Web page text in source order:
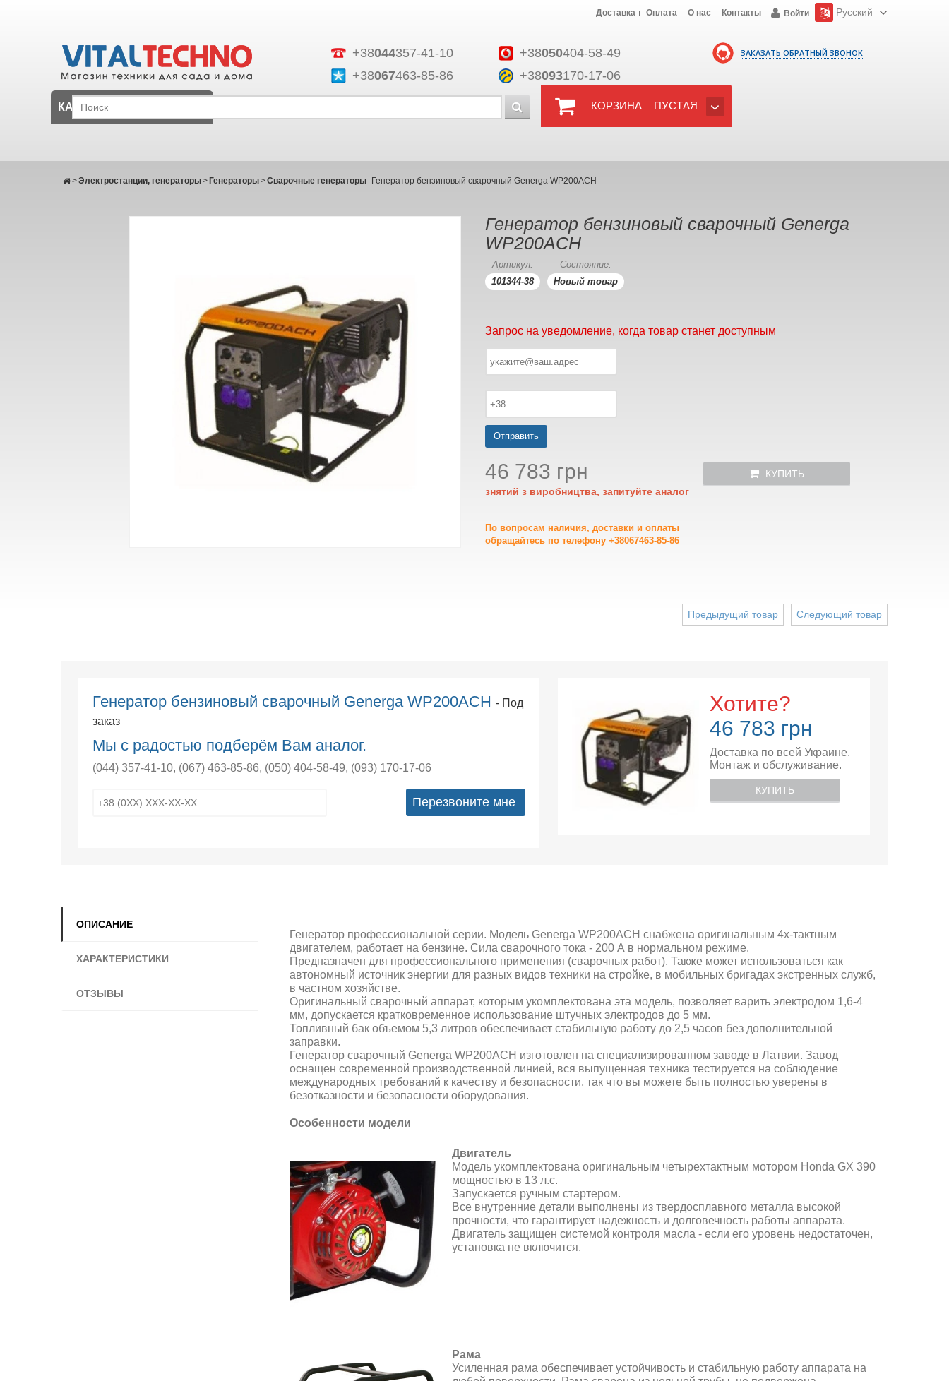
ЗАКАЗАТЬ ОБРАТНЫЙ ЗВОНОК
+38044357-41-10 +38050404-58-49
+38067463-85-86 +38093170-17-06
Доставка Оплата О нас Контакты Войти Русский
КОРЗИНА ПУСТАЯ
КАТАЛОГ
Электростанции, генераторы
> Генераторы
> Сварочные генераторы
> Генератор бензиновый сварочный Generga WP200ACH
Генератор бензиновый сварочный Generga
WP200ACH
Артикул:
101344-38
Состояние:
Новый товар
Запрос на уведомление, когда товар станет доступным
Отправить
46 783 грн
знятий з виробництва, запитуйте аналог
КУПИТЬ
По вопросам наличия, доставки и оплаты
обращайтесь по телефону +38067463-85-86
Следующий товар
Предыдущий товар
Генератор бензиновый сварочный Generga WP200ACH- Под
заказ
Мы с радостью подберём Вам аналог.
(044) 357-41-10, (067) 463-85-86, (050) 404-58-49, (093) 170-17-06
Перезвоните мне
Хотите?
46 783 грн
Доставка по всей Украине.
Монтаж и обслуживание.
КУПИТЬ
ОПИСАНИЕ
ХАРАКТЕРИСТИКИ
ОТЗЫВЫ
Генератор профессиональной серии. Модель Generga WP200ACH снабжена оригинальным 4х-тактным
двигателем, работает на бензине. Сила сварочного тока - 200 А в нормальном режиме.
Предназначен для профессионального применения (сварочных работ). Также может использоваться как
автономный источник энергии для разных видов техники на стройке, в мобильных бригадах экстренных служб,
в частном хозяйстве.
Оригинальный сварочный аппарат, которым укомплектована эта модель, позволяет варить электродом 1,6-4
мм, допускается кратковременное использование штучных электродов до 5 мм.
Топливный бак объемом 5,3 литров обеспечивает стабильную работу до 2,5 часов без дополнительной
заправки.
Генератор сварочный Generga WP200ACH изготовлен на специализированном заводе в Латвии. Завод
оснащен современной производственной линией, вся выпущенная техника тестируется на соблюдение
международных требований к качеству и безопасности, так что вы можете быть полностью уверены в
безотказности и безопасности оборудования.
Особенности модели
Двигатель
Модель укомплектована оригинальным четырехтактным мотором Honda GX 390
мощностью в 13 л.с.
Запускается ручным стартером.
Все внутренние детали выполнены из твердосплавного металла высокой
прочности, что гарантирует надежность и долговечность работы аппарата.
Двигатель защищен системой контроля масла - если его уровень недостаточен,
установка не включится.
Рама
Усиленная рама обеспечивает устойчивость и стабильную работу аппарата на